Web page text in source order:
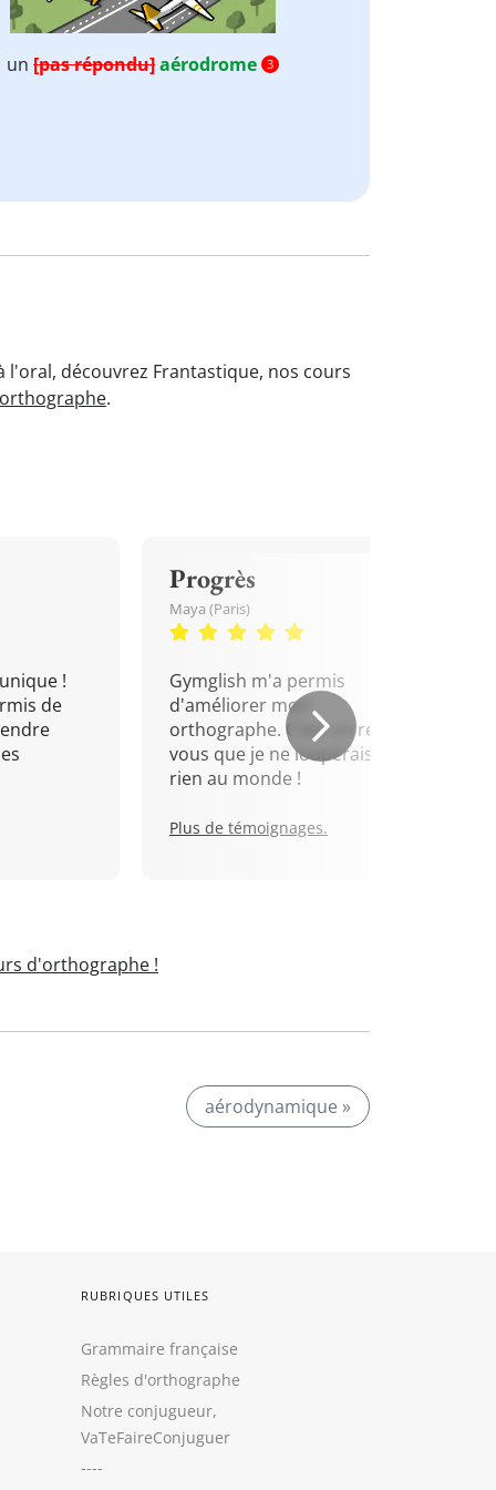
un[pas répondu]aérodrome 3
découvrez Frantastique, nos cours
.
!
de
Progrès
Maya (Paris)
Gymglish m'a permis
d'améliorer mon
orthographe. C'est un rendez-
vous que je ne louperais pour
rien au monde !
Plus de témoignages.
d'orthographe !
aérodynamique »
RUBRIQUES UTILES
Grammaire française
Règles d'orthographe
Notre conjugueur,
VaTeFaireConjuguer
----